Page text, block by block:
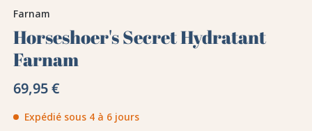
Farnam
Horseshoer's Secret Hydratant
Farnam
69,95 €
Expédié sous 4 à 6 jours